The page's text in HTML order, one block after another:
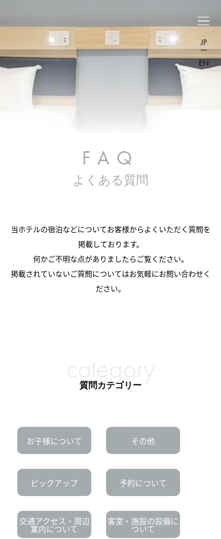
JP
EN
FAQ
よくある質問
当ホテルの宿泊などについてお客様からよくいただく質問を
掲載しております。
何かご不明な点がありましたらご覧ください。
掲載されていないご質問についてはお気軽にお問い合わせく
ださい。
category
質問カテゴリー
お子様について その他
ピックアップ 予約について
交通アクセス・周辺
案内について
客室・施設の設備に
ついて